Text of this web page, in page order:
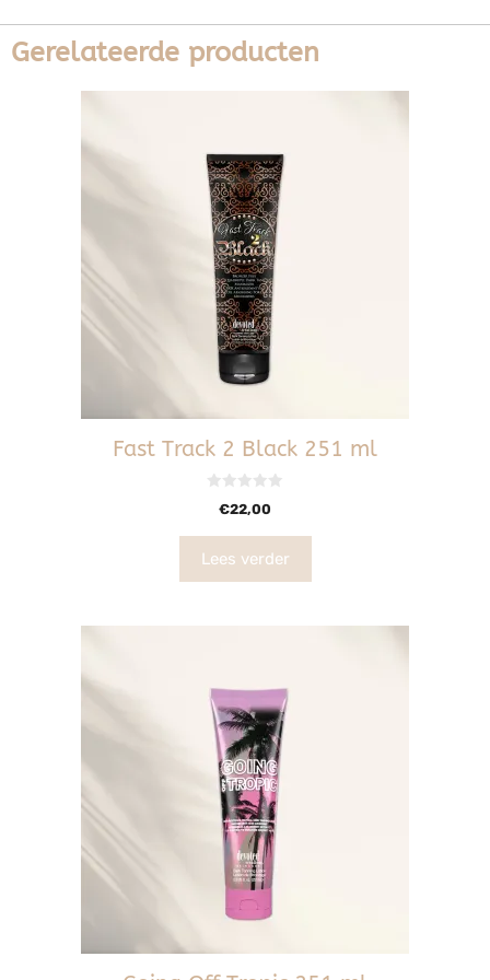
Gerelateerde producten
Fast Track 2 Black 251 ml
n
5
€22,00
Lees verder